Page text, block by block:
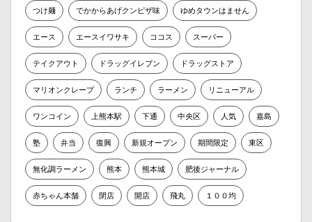
つけ麺 でかからあげクンピザ味 ゆめタウンはません
エース エースイワサキ ココス スーパー
テイクアウト ドラッグイレブン ドラッグストア
マリオンクレープ ランチ ラーメン リニューアル
ワンコイン 上熊本駅 下通 中央区 人気 嘉島
塾 弁当 復興 新規オープン 期間限定 東区
無化調ラーメン 熊本 熊本城 肥後ジャーナル
赤ちゃん本舗 閉店 開店 飛丸 １００均